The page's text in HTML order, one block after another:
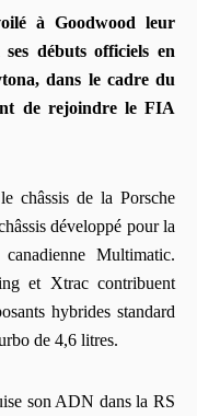
à Goodwood leur
débuts officiels en
dans le cadre du
de rejoindre le FIA
châssis de la Porsche
développé pour la
Multimatic.
et Xtrac contribuent
hybrides standard
de 4,6 litres.
son ADN dans la RS